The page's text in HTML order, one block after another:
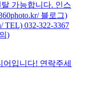
가능합니다. 인스
블로그)
TEL) 032-322-3367
)
입니다! 연락주세